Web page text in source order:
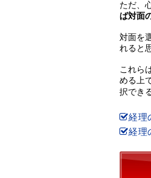
ただ、
ば対面
対面を
れると
これら
める上
択でき
経理
経理